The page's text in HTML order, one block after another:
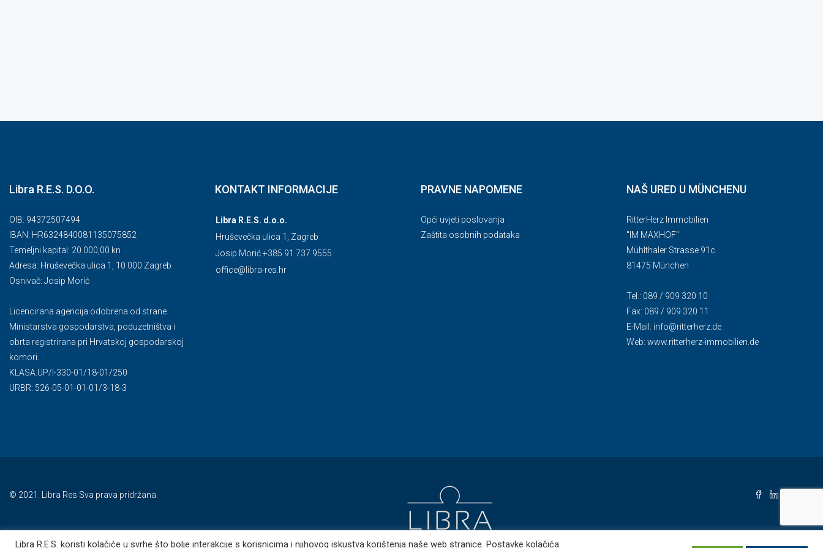
Libra R.E.S. D.O.O.
OIB: 94372507494
IBAN: HR6324840081135075852
Temeljni kapital: 20.000,00 kn
Adresa: Hruševečka ulica 1, 10 000 Zagreb
Osnivač: Josip Morić
Licencirana agencija odobrena od strane
Ministarstva gospodarstva, poduzetništva i
obrta registrirana pri Hrvatskoj gospodarskoj
komori.
KLASA.UP/l-330-01/18-01/250
URBR: 526-05-01-01-01/3-18-3
KONTAKT INFORMACIJE
Libra R.E.S. d.o.o.
Hruševečka ulica 1, Zagreb
Josip Morić +385 91 737 9555
office@libra-res.hr
PRAVNE NAPOMENE
Opći uvjeti poslovanja
Zaštita osobnih podataka
NAŠ URED U MÜNCHENU
RitterHerz Immobilien
"IM MAXHOF"
Mühlthaler Strasse 91c
81475 München
Tel.: 089 / 909 320 10
Fax: 089 / 909 320 11
E-Mail: info@ritterherz.de
Web: www.ritterherz-immobilien.de
© 2021. Libra Res Sva prava pridržana.
Libra R.E.S. koristi kolačiće u svrhe što bolje interakcije s korisnicima i njihovog iskustva korištenja naše web stranice. Postavke kolačića